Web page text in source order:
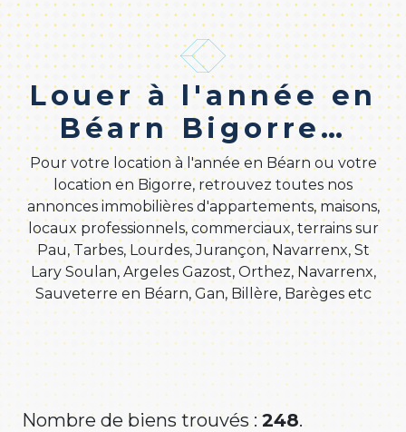
Louer à l'année en
Béarn Bigorre…
Pour votre location à l'année en Béarn ou votre
location en Bigorre, retrouvez toutes nos
annonces immobilières d'appartements, maisons,
locaux professionnels, commerciaux, terrains sur
Pau, Tarbes, Lourdes, Jurançon, Navarrenx, St
Lary Soulan, Argeles Gazost, Orthez, Navarrenx,
Sauveterre en Béarn, Gan, Billère, Barèges etc
Nombre de biens trouvés :248.